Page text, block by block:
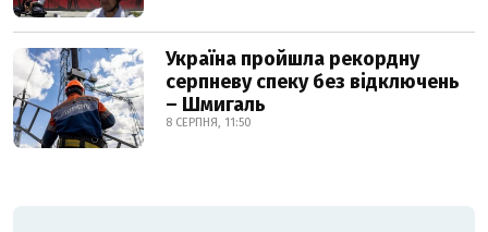
Україна пройшла рекордну
серпневу спеку без відключень
– Шмигаль
8 СЕРПНЯ, 11:50